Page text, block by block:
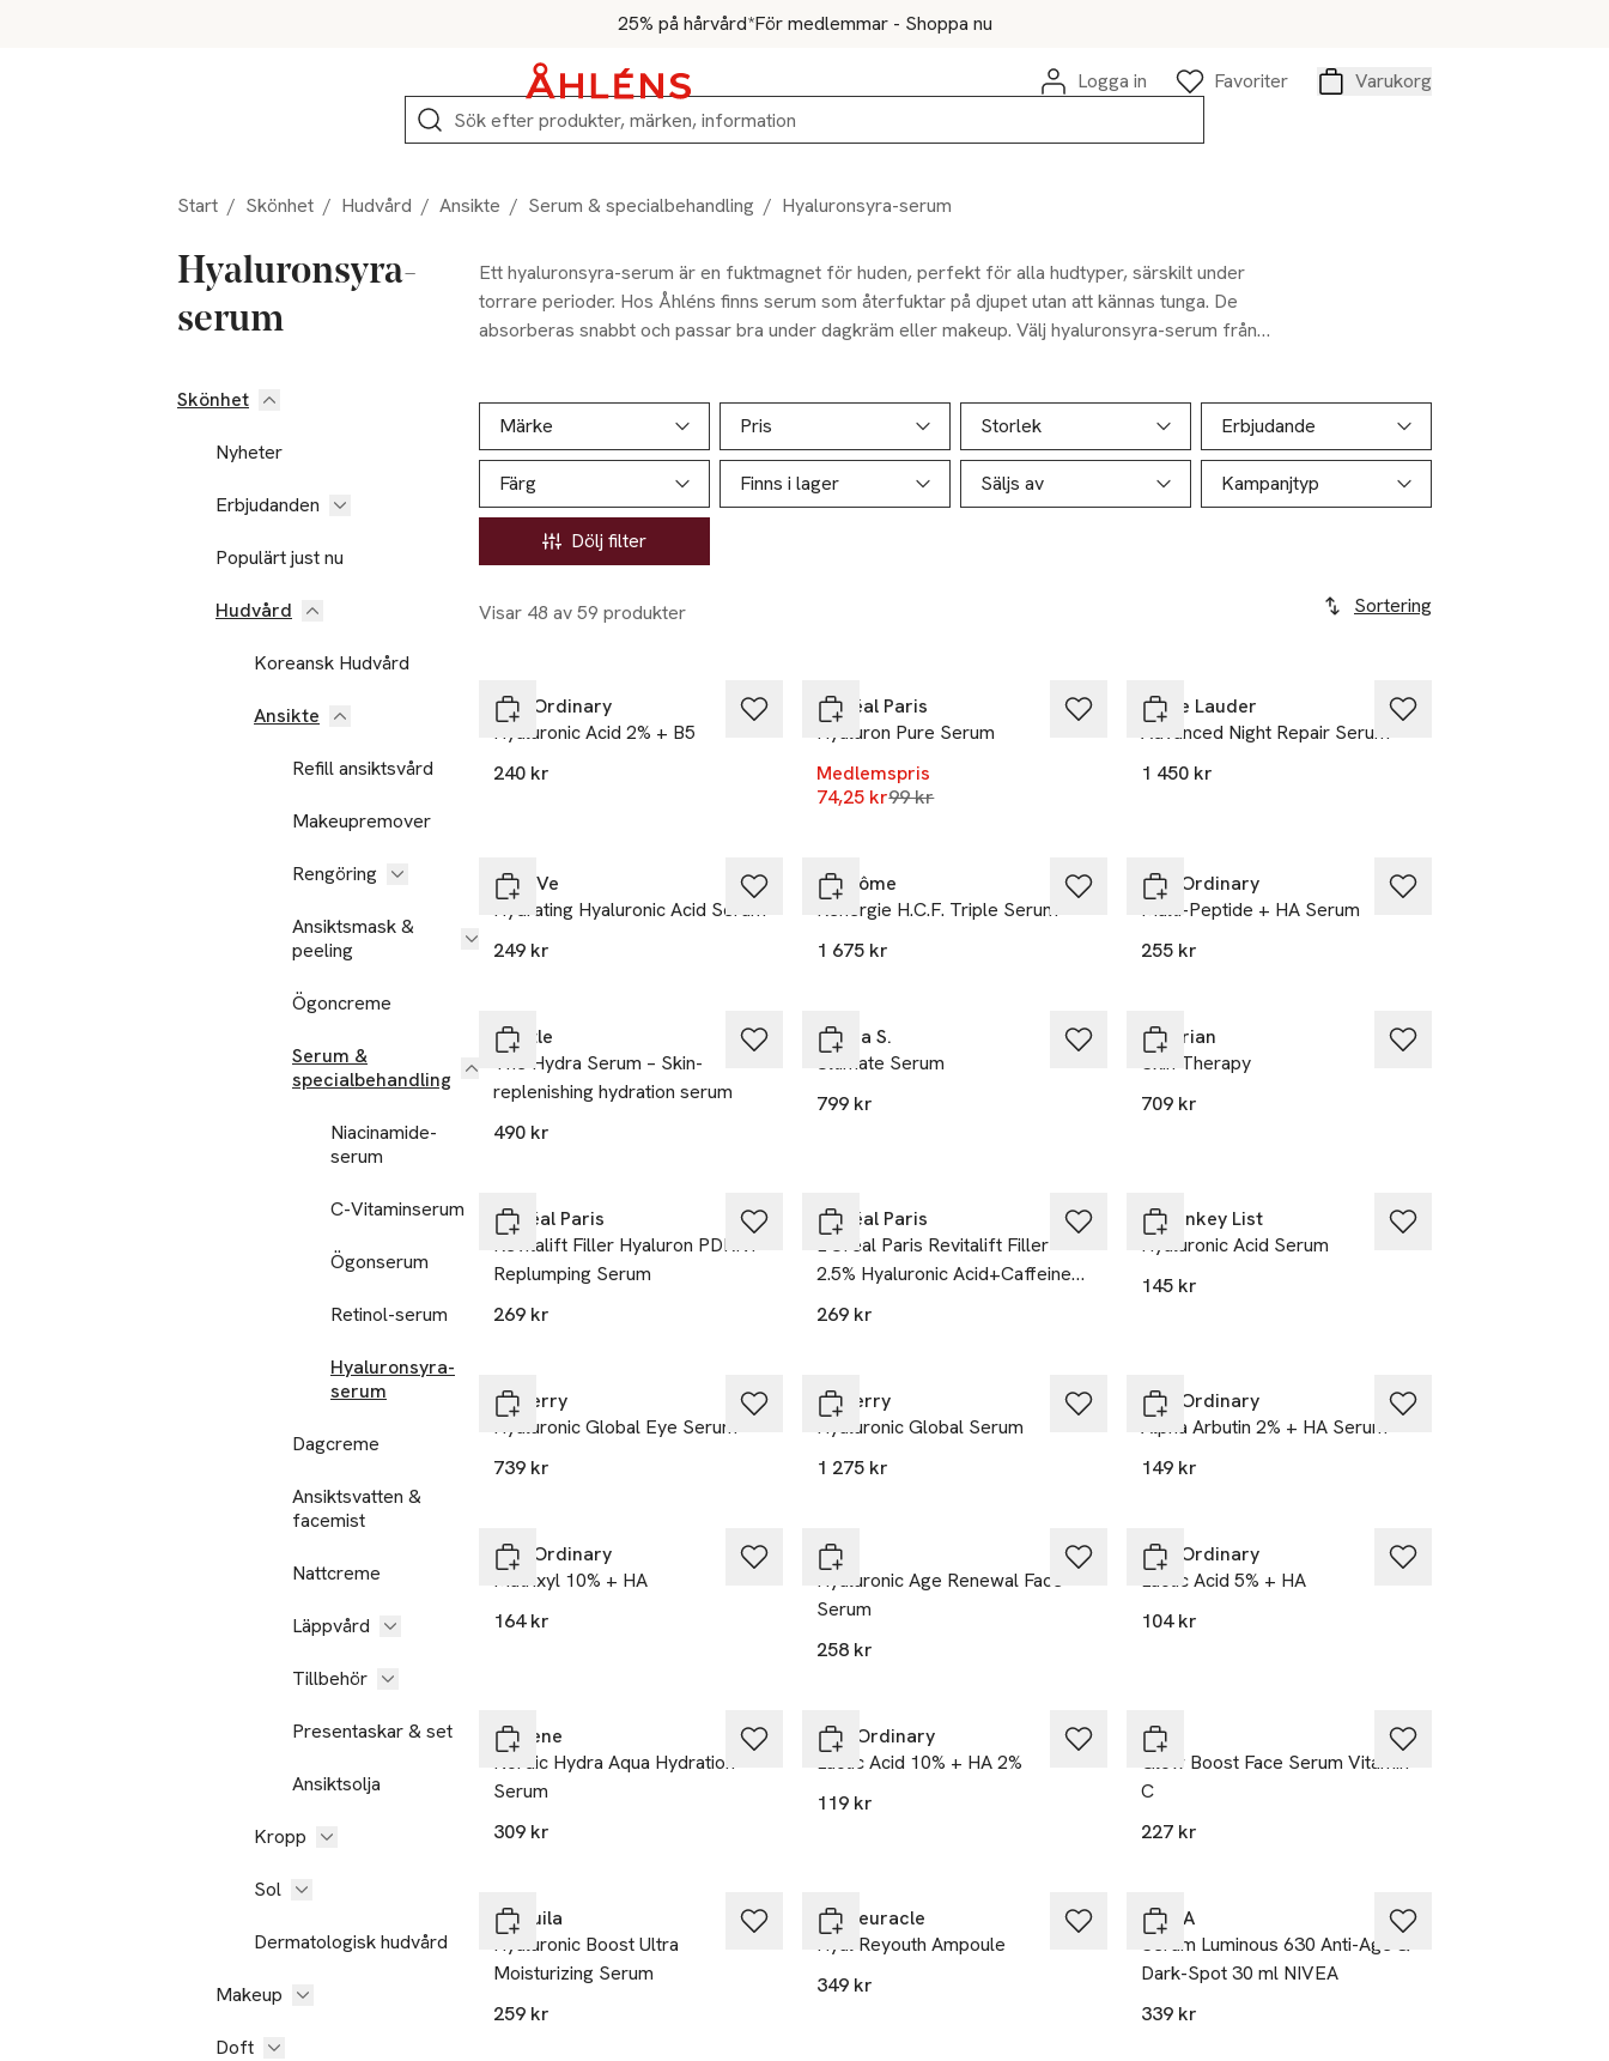
25% på hårvård*För medlemmar - Shoppa nu
Logga in
Favoriter
Varukorg
Sök
Start / Skönhet / Hudvård / Ansikte / Serum & specialbehandling / Hyaluronsyra-serum
Hyaluronsyra-
serum
Ett hyaluronsyra-serum är en fuktmagnet för huden, perfekt för alla hudtyper, särskilt under
torrare perioder. Hos Åhléns finns serum som återfuktar på djupet utan att kännas tunga. De
absorberas snabbt och passar bra under dagkräm eller makeup. Välj hyaluronsyra-serum från
Hoppa till produktsidan
Skönhet
Nyheter
Erbjudanden
Populärt just nu
Hudvård
Koreansk Hudvård
Ansikte
Refill ansiktsvård
Makeupremover
Rengöring
Ansiktsmask &
peeling
Ögoncreme
Serum &
specialbehandling
Niacinamide-
serum
C-Vitaminserum
Ögonserum
Retinol-serum
Hyaluronsyra-
serum
Dagcreme
Ansiktsvatten &
facemist
Nattcreme
Läppvård
Tillbehör
Presentaskar & set
Ansiktsolja
Kropp
Sol
Dermatologisk hudvård
Makeup
Doft
Hoppa till produktsidan
Märke
Pris Storlek Erbjudande
Färg Finns i lager Säljs av Kampanjtyp
Dölj filter
Visar 48 av 59 produkter Sortering
Lista över produkter
The Ordinary
Hyaluronic Acid 2% + B5
240 kr
L'Oréal Paris
Hyaluron Pure Serum
Medlemspris
74,25 krLägsta pris 30 dagar
99 kr
Estée Lauder
Advanced Night Repair Serum
1 450 kr
CeraVe
Hydrating Hyaluronic Acid Serum
249 kr
Lancôme
Rénergie H.C.F. Triple Serum
1 675 kr
The Ordinary
Multi-Peptide + HA Serum
255 kr
Mantle
The Hydra Serum – Skin-
replenishing hydration serum
490 kr
Emma S.
Ultimate Serum
799 kr
Erborian
Skin Therapy
709 kr
L'Oréal Paris
Revitalift Filler Hyaluron PDRN+
Replumping Serum
269 kr
L'Oréal Paris
L'Oréal Paris Revitalift Filler
2.5% Hyaluronic Acid+Caffeine
Eye Serum
269 kr
The Inkey List
Hyaluronic Acid Serum
145 kr
By Terry
Hyaluronic Global Eye Serum
739 kr
By Terry
Hyaluronic Global Serum
1 275 kr
The Ordinary
Alpha Arbutin 2% + HA Serum
149 kr
The Ordinary
Matrixyl 10% + HA
164 kr
L300
Hyaluronic Age Renewal Face
Serum
258 kr
The Ordinary
Lactic Acid 5% + HA
104 kr
Lumene
Nordic Hydra Aqua Hydration
Serum
309 kr
The Ordinary
Lactic Acid 10% + HA 2%
119 kr
L300
Glow Boost Face Serum Vitamin
C
227 kr
L´Acuila
Hyaluronic Boost Ultra
Moisturizing Serum
259 kr
Dr. Ceuracle
Hyal Reyouth Ampoule
349 kr
NIVEA
Serum Luminous 630 Anti-Age &
Dark-Spot 30 ml NIVEA
339 kr